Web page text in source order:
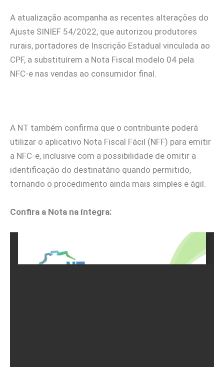
A atualização acompanha as recentes alterações do
Ajuste SINIEF 54/2022, que autorizou produtores
rurais, portadores de Inscrição Estadual vinculada ao
CPF, a substituírem a Nota Fiscal modelo 04 pela
NFC-e nas vendas ao consumidor final.
A NT também confirma que o contribuinte poderá
utilizar o aplicativo Nota Fiscal Fácil (NFF) para emitir
a NFC-e, inclusive com a possibilidade de omitir a
identificação do destinatário quando permitido,
tornando o procedimento ainda mais simples e ágil.
Confira a Nota na íntegra: